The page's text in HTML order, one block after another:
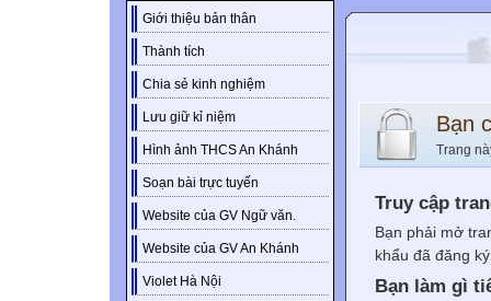
Giới thiệu bản thân
Thành tích
Chia sẻ kinh nghiệm
Lưu giữ kỉ niệm
Hình ảnh THCS An Khánh
Soạn bài trực tuyến
Website của GV Ngữ văn.
Website của GV An Khánh
Violet Hà Nội
Bạn
Trang
Truy cập
Bạn phải mở
khẩu đã đăng
Bạn làm gì